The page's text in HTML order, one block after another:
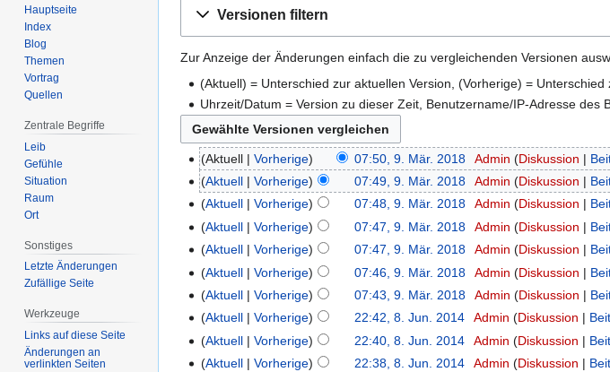
Navigation
Suche
Versionen filtern
Zur Anzeige der Änderungen einfach die zu vergleichenden Versionen
(Aktuell) = Unterschied zur aktuellen Version, (Vorherige) = Unterschied
Uhrzeit/Datum = Version zu dieser Zeit, Benutzername/IP-Adresse des
Aktuell Vorherige 07:50, 9. Mär. 2018 Admin Diskussion
Aktuell
Vorherige 07:49, 9. Mär. 2018 Admin Diskussion
Aktuell
Vorherige 07:48, 9. Mär. 2018 Admin Diskussion
Aktuell
Vorherige 07:47, 9. Mär. 2018 Admin Diskussion
Aktuell
Vorherige 07:47, 9. Mär. 2018 Admin Diskussion
Aktuell
Vorherige 07:46, 9. Mär. 2018 Admin Diskussion
Aktuell
Vorherige 07:43, 9. Mär. 2018 Admin Diskussion
Aktuell
Vorherige 22:42, 8. Jun. 2014 Admin Diskussion
Aktuell
Vorherige 22:40, 8. Jun. 2014 Admin Diskussion
Aktuell
Vorherige 22:38, 8. Jun. 2014 Admin Diskussion
Hauptseite
Index
Blog
Themen
Vortrag
Quellen
Zentrale Begriffe
Leib
Gefühle
Situation
Raum
Ort
Sonstiges
Letzte Änderungen
Zufällige Seite
Werkzeuge
Links auf diese Seite
Änderungen an
verlinkten Seiten